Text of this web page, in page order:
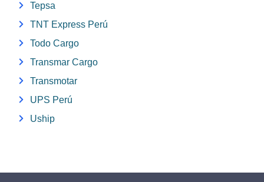
Tepsa
TNT Express Perú
Todo Cargo
Transmar Cargo
Transmotar
UPS Perú
Uship